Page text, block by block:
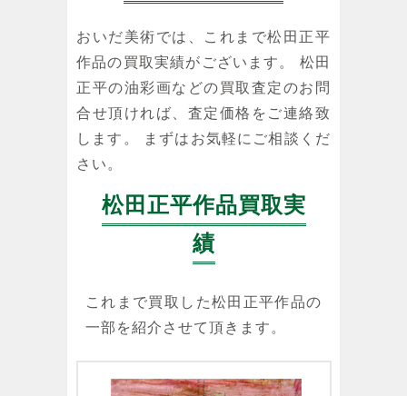
おいだ美術では、これまで松田正平
作品の買取実績がございます。 松田
正平の油彩画などの買取査定のお問
合せ頂ければ、査定価格をご連絡致
します。 まずはお気軽にご相談くだ
さい。
松田正平作品買取実
績
これまで買取した松田正平作品の
一部を紹介させて頂きます。